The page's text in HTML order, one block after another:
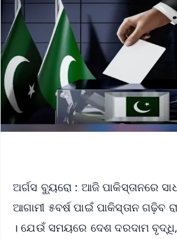
ଅର୍ଗସ ବ୍ୟୁରୋ : ଆଜି ପାକିସ୍ତାନରେ
ଆଗାମୀ ୫ବର୍ଷ ପାଇଁ ପାକିସ୍ତାନ ଗଢ଼ିବ
। ଯେଉଁ ସମୟରେ ଦେଶ ଦରଦାମ